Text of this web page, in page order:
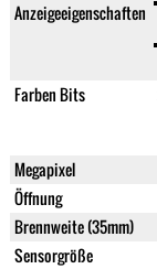
Anzeigeeigenschaften
Farben Bits
Megapixel
Öffnung
Brennweite (35mm)
Sensorgröße